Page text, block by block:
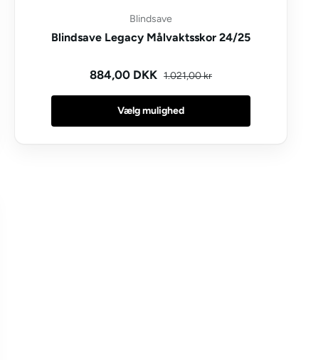
Blindsave
Blindsave Legacy Målvaktsskor 24/25
Kampagnepris
884,00 DKK Normal pris
1.021,00 kr
Vælg mulighed